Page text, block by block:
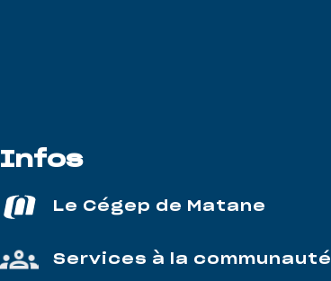
Infos
Le Cégep de Matane
Services à la communauté